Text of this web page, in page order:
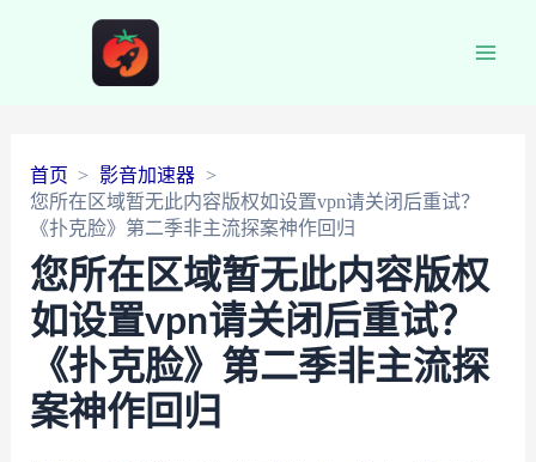
首页
影音加速器
您所在区域暂无此内容版权如设置vpn请关闭后重试？
《扑克脸》第二季非主流探案神作回归
您所在区域暂无此内容版权
如设置vpn请关闭后重试？
《扑克脸》第二季非主流探
案神作回归